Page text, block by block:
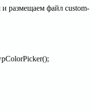
размещаем файл custom-